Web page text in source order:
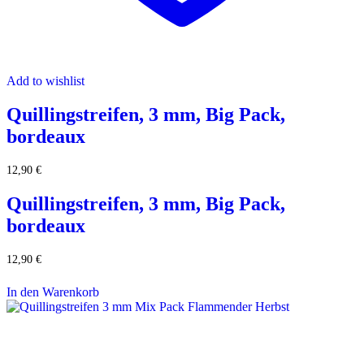
Add to wishlist
Quillingstreifen, 3 mm, Big Pack,
bordeaux
12,90 €
Quillingstreifen, 3 mm, Big Pack,
bordeaux
12,90 €
In den Warenkorb